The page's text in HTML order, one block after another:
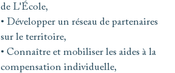
de L'École,
• Développer un réseau de partenaires
sur le territoire,
• Connaître et mobiliser les aides à la
compensation individuelle,